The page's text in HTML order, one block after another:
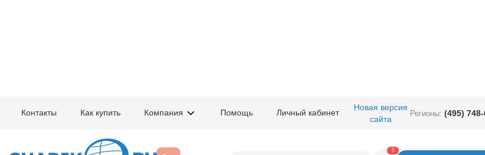
Контакты Как купить Компания Помощь Личный кабинет
Новая версия
сайта
Регионы: (495)
0
1302-1734 Грузик д/шара Конус синий 170гр/A